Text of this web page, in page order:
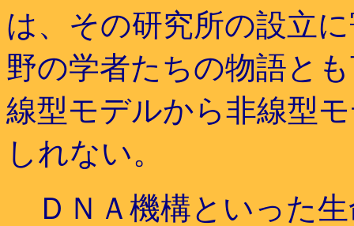
は、その研究所の設立
野の学者たちの物語と
線型モデルから非線型
しれない。
ＤＮＡ機構といった生